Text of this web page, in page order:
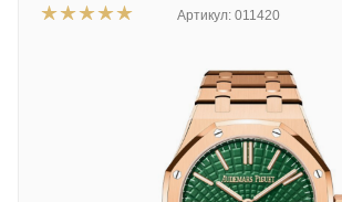
Артикул: 011420